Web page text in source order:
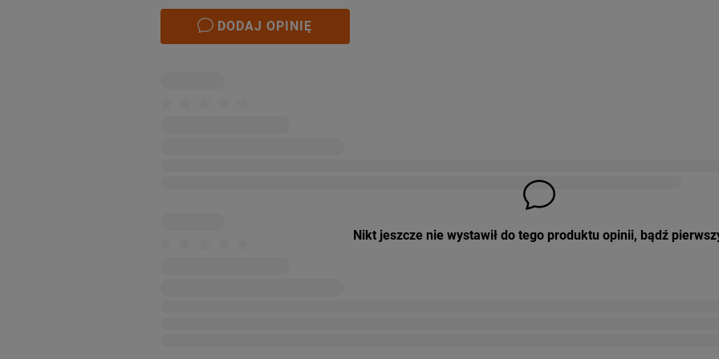
DODAJ OPINIĘ
Nikt jeszcze nie wystawił do tego produktu opinii, bądź